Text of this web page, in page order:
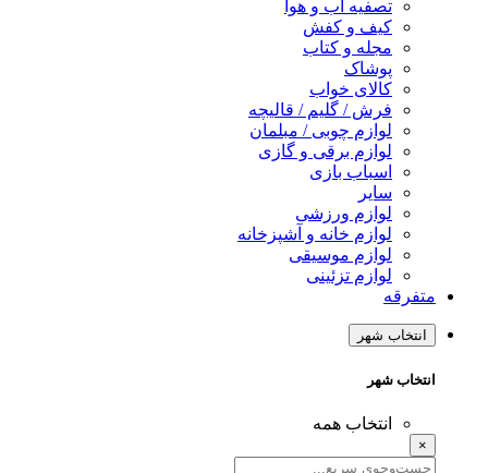
تصفیه آب و هوا
کیف و کفش
مجله و کتاب
پوشاک
کالای خواب
فرش / گلیم / قالیچه
لوازم چوبی / مبلمان
لوازم برقی و گازی
اسباب بازی
سایر
لوازم ورزشی
لوازم خانه و آشپزخانه
لوازم موسیقی
لوازم تزئینی
متفرقه
انتخاب شهر
انتخاب شهر
انتخاب همه
×